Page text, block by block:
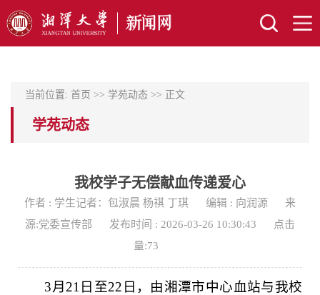
当前位置: 首页 >> 学苑动态 >> 正文
学苑动态
我校学子无偿献血传递爱心
作者 : 学生记者：包淑晨 杨祺 丁琪 编辑 : 向润源
来
源:党委宣传部
发布时间 : 2026-03-26 10:30:43
点击
量:73
3月21日至22日，由湘潭市中心血站与我校